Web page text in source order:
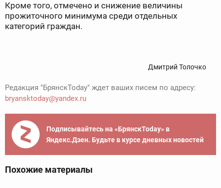
Кроме того, отмечено и снижение величины
прожиточного минимума среди отдельных
категорий граждан.
Дмитрий Толочко
Редакция "БрянскToday" ждет ваших писем по адресу:
bryansktoday@yandex.ru
Подписывайтесь на «БрянскToday» в
Яндекс.Дзен. Будьте в курсе дневных новостей
Похожие материалы